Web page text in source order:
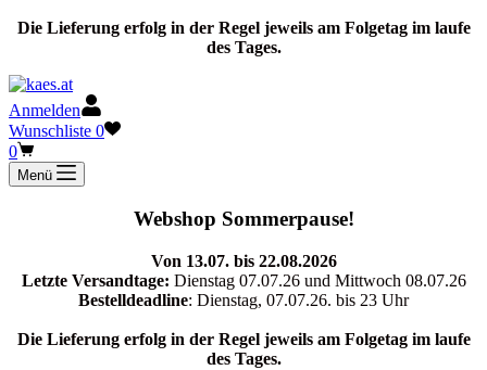
Die Lieferung erfolg in der Regel jeweils am Folgetag im laufe
des Tages.
Anmelden
Wunschliste 0
Warenkorb
0
Menü
Webshop Sommerpause!
Von 13.07. bis 22.08.2026
Letzte Versandtage: Dienstag 07.07.26 und Mittwoch 08.07.26
Bestelldeadline: Dienstag, 07.07.26. bis 23 Uhr
Die Lieferung erfolg in der Regel jeweils am Folgetag im laufe
des Tages.